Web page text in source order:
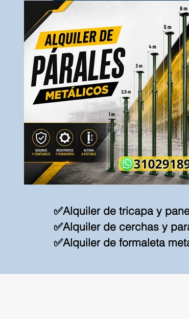
✅Alquiler de tricapa y
✅Alquiler de cerchas y
✅Alquiler de formaleta